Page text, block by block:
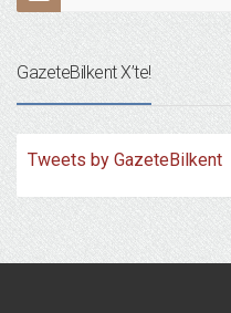
GazeteBilkent X’te!
Tweets by GazeteBilkent